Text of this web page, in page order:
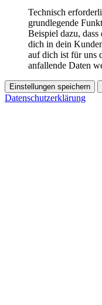
Technisch
grundlegende
Beispiel dazu,
dich in dein
auf dich ist für uns
anfallende Daten
Einstellungen speichern
Datenschutzerklärung